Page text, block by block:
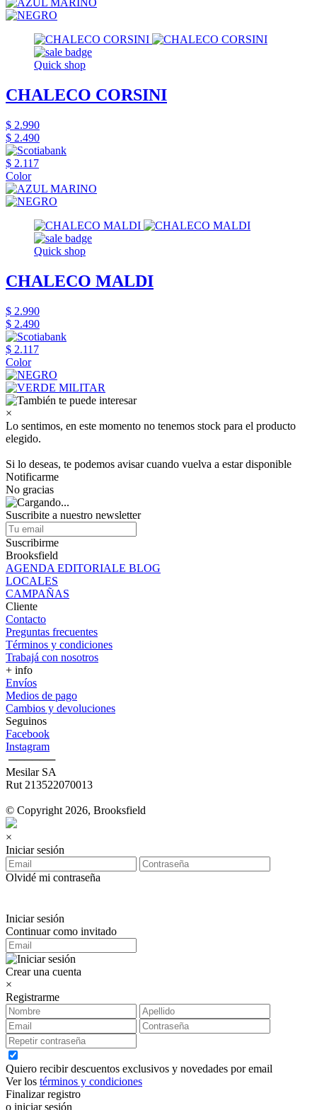
Quick shop
CHALECO CORSINI
$ 2.990
$ 2.490
$ 2.117
Color
Quick shop
CHALECO MALDI
$ 2.990
$ 2.490
$ 2.117
Color
×
Lo sentimos, en este momento no tenemos stock para el producto
elegido.
Si lo deseas, te podemos avisar cuando vuelva a estar disponible
Notificarme
No gracias
Suscribite a nuestro newsletter
Suscribirme
Brooksfield
AGENDA EDITORIALE BLOG
LOCALES
CAMPAÑAS
Cliente
Contacto
Preguntas frecuentes
Términos y condiciones
Trabajá con nosotros
+ info
Envíos
Medios de pago
Cambios y devoluciones
Seguinos
Facebook
Instagram
‎ ──────
Mesilar SA
Rut 213522070013
© Copyright 2026, Brooksfield
×
Iniciar sesión
Olvidé mi contraseña
Iniciar sesión
Continuar como invitado
Crear una cuenta
×
Registrarme
Quiero recibir descuentos exclusivos y novedades por email
Ver los términos y condiciones
Finalizar registro
o iniciar sesión